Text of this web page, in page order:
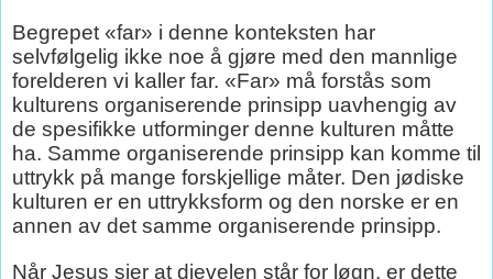
Begrepet «far» i denne konteksten har
selvfølgelig ikke noe å gjøre med den mannlige
forelderen vi kaller far. «Far» må forstås som
kulturens organiserende prinsipp uavhengig av
de spesifikke utforminger denne kulturen måtte
ha. Samme organiserende prinsipp kan komme til
uttrykk på mange forskjellige måter. Den jødiske
kulturen er en uttrykksform og den norske er en
annen av det samme organiserende prinsipp.
Når Jesus sier at djevelen står for løgn, er dette